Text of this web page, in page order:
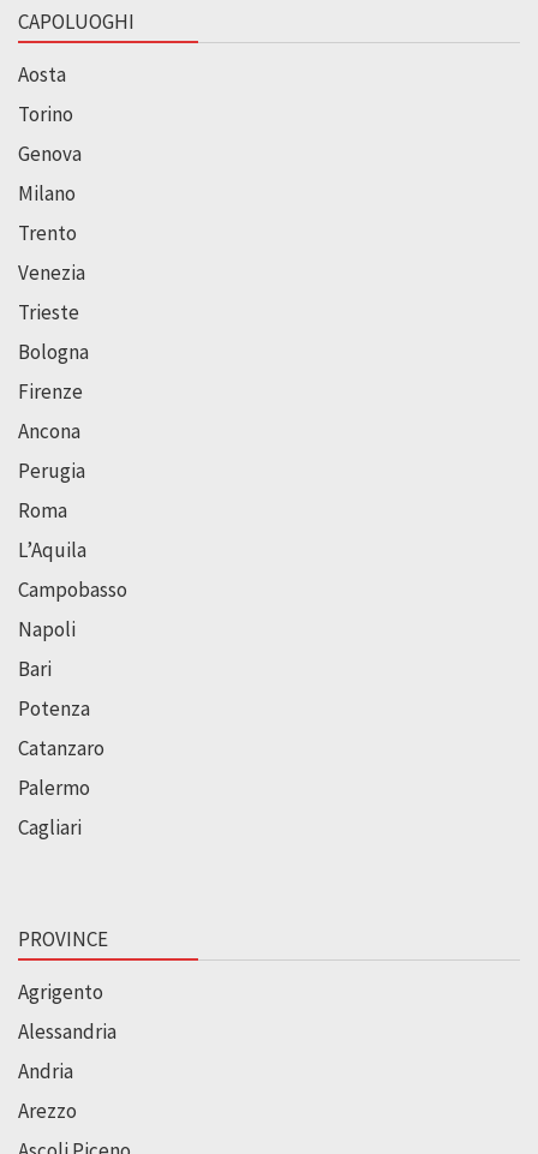
CAPOLUOGHI
Aosta
Torino
Genova
Milano
Trento
Venezia
Trieste
Bologna
Firenze
Ancona
Perugia
Roma
L’Aquila
Campobasso
Napoli
Bari
Potenza
Catanzaro
Palermo
Cagliari
PROVINCE
Agrigento
Alessandria
Andria
Arezzo